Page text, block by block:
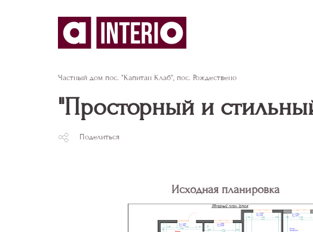
Частный дом пос. "Капитан Клаб", пос. Рождествено
"Просторный и
Поделиться
Исходная планировка